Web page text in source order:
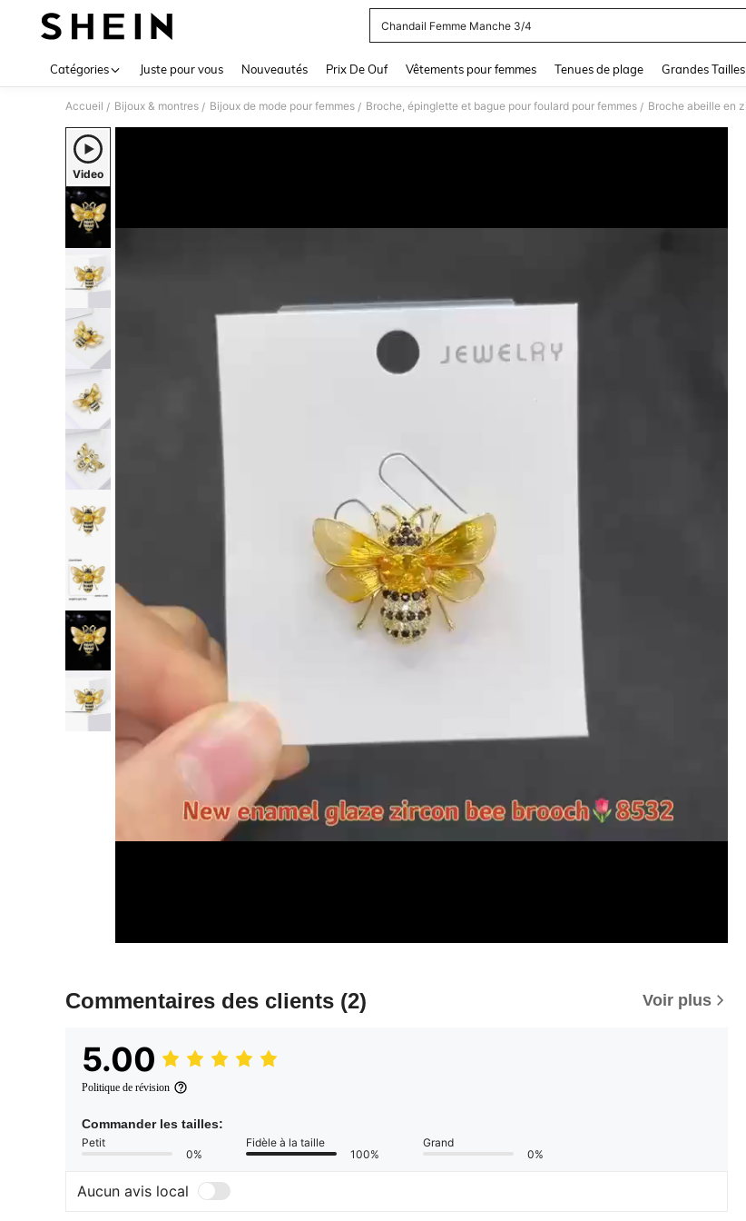
Chandail Femme Manche 3/4
Catégories Juste pour vous Nouveautés Prix De Ouf Vêtements pour femmes Tenues de plage Grandes Tailles
Accueil / Bijoux & montres / Bijoux de mode pour femmes / Broche, épinglette et bague pour foulard pour femmes /
Video
Commentaires des clients (2) Voir plus
5.00
Politique de révision
Commander les tailles:
Petit
0%
Fidèle à la taille
100%
Grand
0%
Aucun avis local